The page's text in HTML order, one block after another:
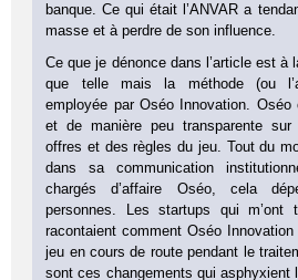
banque. Ce qui était l’ANVAR a
masse et à perdre de son influence.
Ce que je dénonce dans l’article est à
que telle mais la méthode (ou
employée par Oséo Innovation. Oséo
et de manière peu transparente
offres et des règles du jeu. Tout du
dans sa communication
chargés d’affaire Oséo, cela
personnes. Les startups qui m’ont
racontaient comment Oséo
jeu en cours de route pendant le
sont ces changements qui asphyxient